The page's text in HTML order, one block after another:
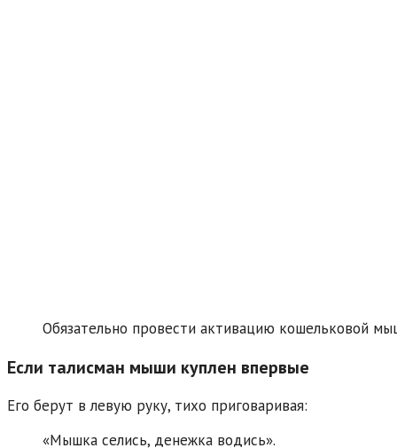
Обязательно провести активацию кошельковой
Если талисман мыши куплен впервые
Его берут в левую руку, тихо приговаривая:
«Мышка селись, денежка водись».